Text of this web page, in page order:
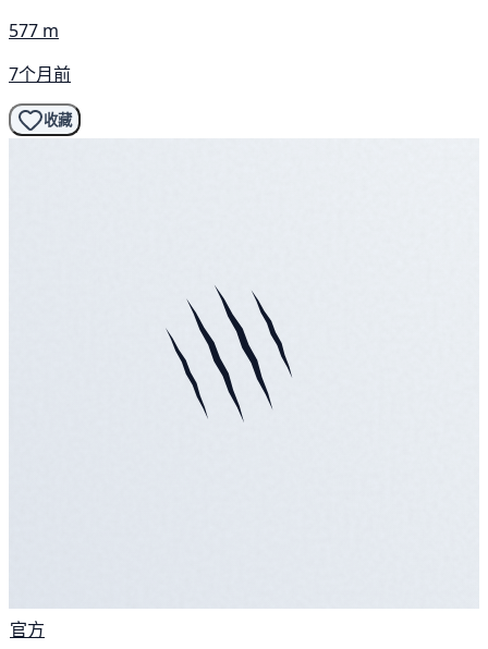
577 m
7个月前
收藏
官方